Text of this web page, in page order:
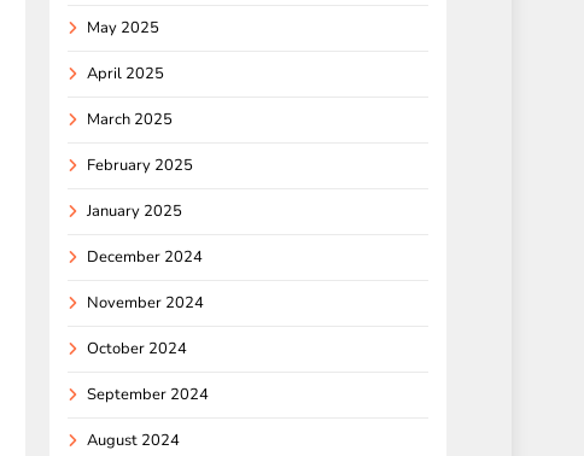
May 2025
April 2025
March 2025
February 2025
January 2025
December 2024
November 2024
October 2024
September 2024
August 2024